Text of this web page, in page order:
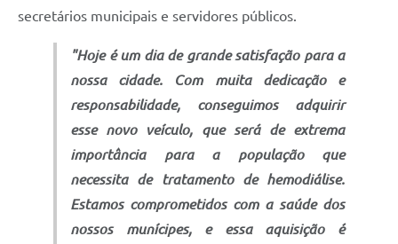
secretários municipais e servidores públicos.
"Hoje é um dia de grande satisfação para a
nossa cidade. Com muita dedicação e
responsabilidade, conseguimos adquirir
esse novo veículo, que será de extrema
importância para a população que
necessita de tratamento de hemodiálise.
Estamos comprometidos com a saúde dos
nossos munícipes, e essa aquisição é